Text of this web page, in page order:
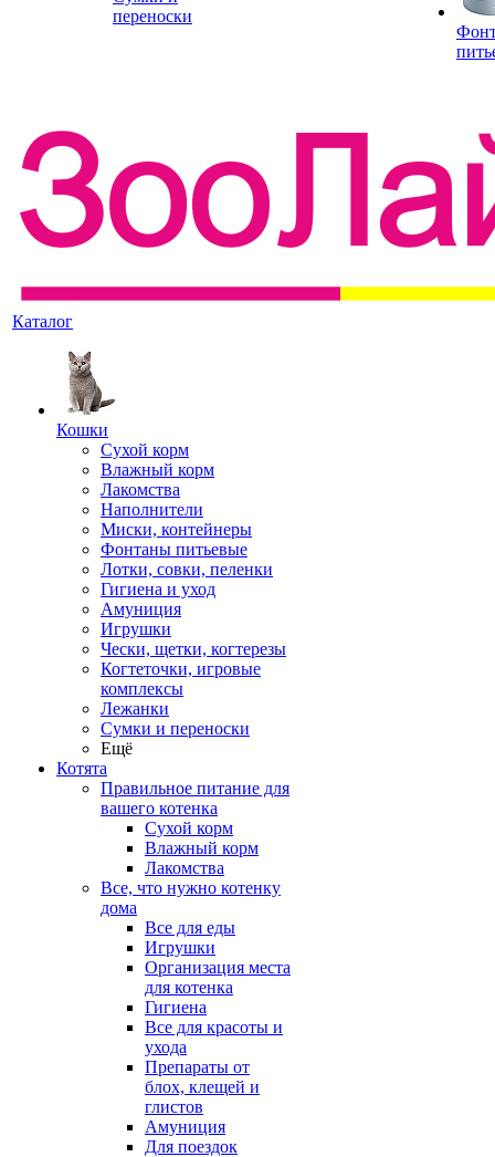
переноски
Каталог
Кошки
Сухой корм
Влажный корм
Лакомства
Наполнители
Миски, контейнеры
Фонтаны питьевые
Лотки, совки, пеленки
Гигиена и уход
Амуниция
Игрушки
Чески, щетки, когтерезы
Когтеточки, игровые
комплексы
Лежанки
Сумки и переноски
Ещё
Котята
Правильное питание для
вашего котенка
Сухой корм
Влажный корм
Лакомства
Все, что нужно котенку
дома
Все для еды
Игрушки
Организация места
для котенка
Гигиена
Все для красоты и
ухода
Препараты от
блох, клещей и
глистов
Амуниция
Для поездок